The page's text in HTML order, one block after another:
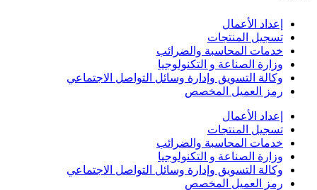
إعداد الأعمال
تسجيل المنتجات
خدمات المحاسبة والضرائب
وزارة الصناعة و التكنولوجيا
وكالة التسويق وإدارة وسائل التواصل الاجتماعي
رمز العميل المخصص
إعداد الأعمال
تسجيل المنتجات
خدمات المحاسبة والضرائب
وزارة الصناعة و التكنولوجيا
وكالة التسويق وإدارة وسائل التواصل الاجتماعي
رمز العميل المخصص